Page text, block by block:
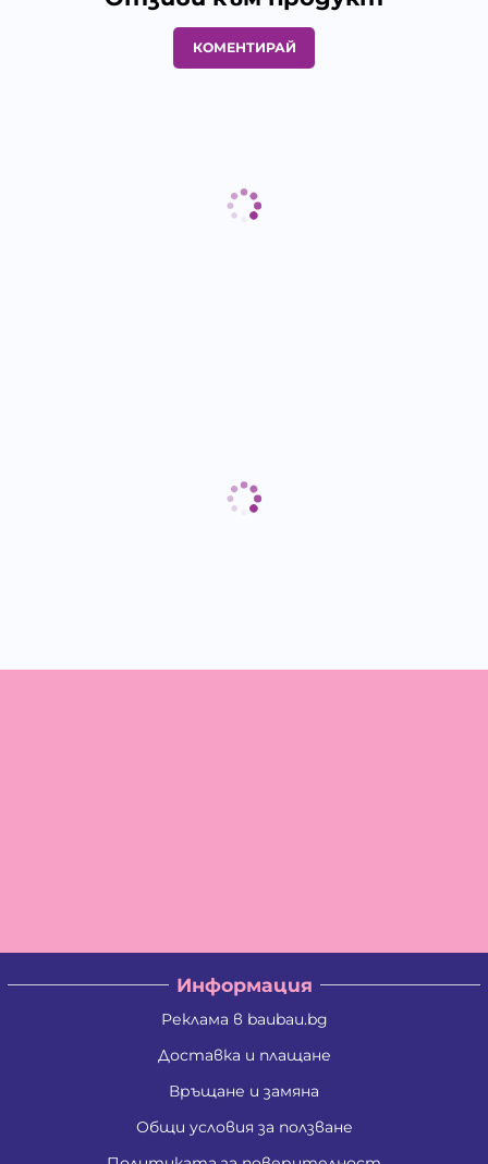
КОМЕНТИРАЙ
Информация
Реклама в baubau.bg
Доставка и плащане
Връщане и замяна
Общи условия за ползване